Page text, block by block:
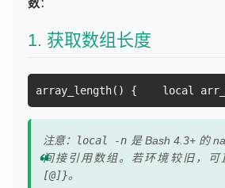
数：
1. 获取数组长度
array_length() {    local
注意： local -n 是 Bash 4.3+ 的
间接引用数组。若环境较旧，可
[@]}。